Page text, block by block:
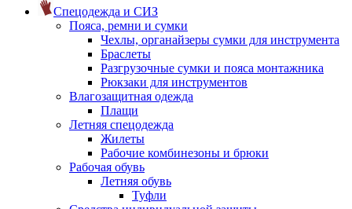
Спецодежда и СИЗ
Пояса, ремни и сумки
Чехлы, органайзеры сумки для инструмента
Браслеты
Разгрузочные сумки и пояса монтажника
Рюкзаки для инструментов
Влагозащитная одежда
Плащи
Летняя спецодежда
Жилеты
Рабочие комбинезоны и брюки
Рабочая обувь
Летняя обувь
Туфли